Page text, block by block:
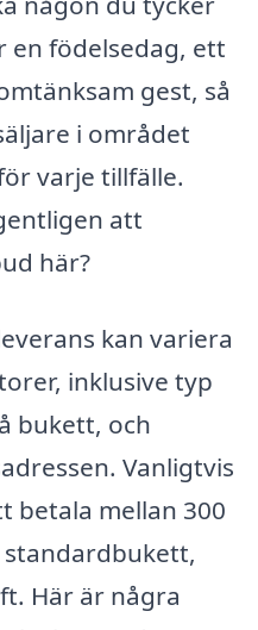
en födelsedag, ett
gest, så
i området
varje tillfälle.
att
här?
kan variera
inklusive typ
bukett, och
Vanligtvis
betala mellan 300
Här är några